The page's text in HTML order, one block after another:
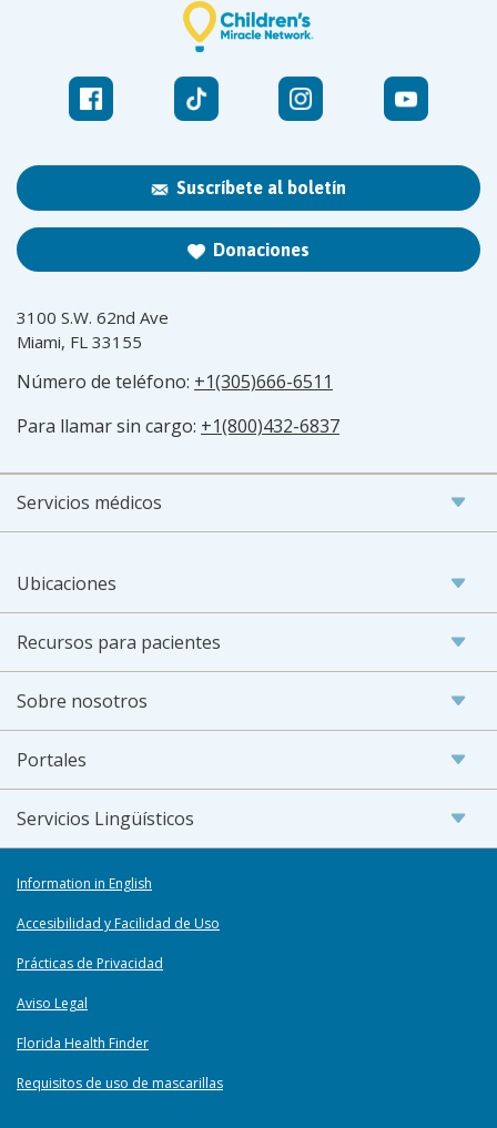
Suscríbete al boletín
Donaciones
3100 S.W. 62nd Ave
Miami, FL 33155
Número de teléfono: +1(305)666-6511
Para llamar sin cargo: +1(800)432-6837
Servicios médicos
Ubicaciones
Recursos para pacientes
Sobre nosotros
Portales
Servicios Lingüísticos
Information in English
Accesibilidad y Facilidad de Uso
Prácticas de Privacidad
Aviso Legal
Florida Health Finder
Requisitos de uso de mascarillas